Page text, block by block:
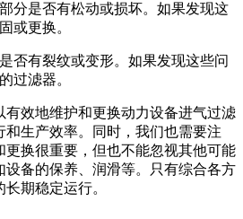
分是否有松动或损坏。如果发现这
或更换。
否有裂纹或变形。如果发现这些问
过滤器。
有效地维护和更换动力设备进气过滤
生产效率。同时，我们也需要注
更换很重要，但也不能忽视其他可能
设备的保养、润滑等。只有综合各方
期稳定运行。